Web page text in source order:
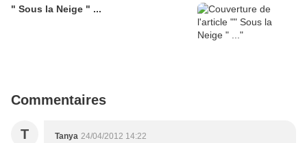
" Sous la Neige " ...
Commentaires
T Tanya 24/04/2012 14:22